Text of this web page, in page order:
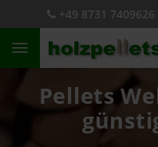
+49 8731 7409626
Pellets